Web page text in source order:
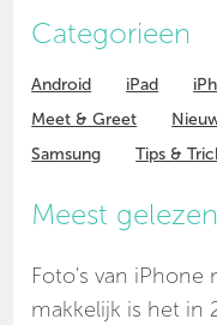
Categorieen
Android iPad
Meet & Greet
Samsung
Tips &
Meest gelezen
Foto's van iPhone
makkelijk is het in